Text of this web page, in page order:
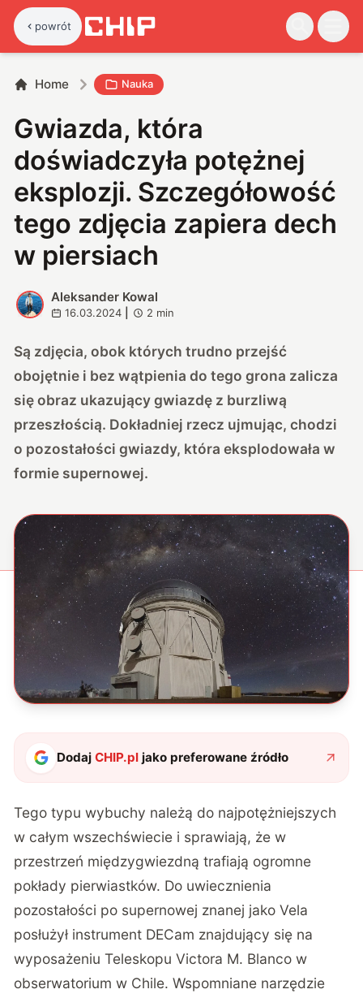
powrót
Home Nauka
Gwiazda, która
doświadczyła potężnej
eksplozji. Szczegółowość
tego zdjęcia zapiera dech
w piersiach
A
Aleksander Kowal
16.03.2024 2 min
Są zdjęcia, obok których trudno przejść
obojętnie i bez wątpienia do tego grona zalicza
się obraz ukazujący gwiazdę z burzliwą
przeszłością. Dokładniej rzecz ujmując, chodzi
o pozostałości gwiazdy, która eksplodowała w
formie supernowej.
DodajCHIP.pl jako preferowane źródło
Tego typu wybuchy należą do najpotężniejszych
w całym wszechświecie i sprawiają, że w
przestrzeń międzygwiezdną trafiają ogromne
pokłady pierwiastków. Do uwiecznienia
pozostałości po supernowej znanej jako Vela
posłużył instrument DECam znajdujący się na
wyposażeniu Teleskopu Victora M. Blanco w
obserwatorium w Chile. Wspomniane narzędzie